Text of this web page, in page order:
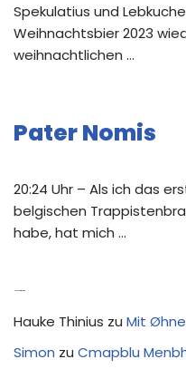
Spekulatius und
Weihnachtsbier 2023
weihnachtlichen …
Pater Nomis
20:24 Uhr – Als ich das
belgischen
habe, hat mich …
Hauke Thinius zu Mit Øhne
Simon zu Cmapblu